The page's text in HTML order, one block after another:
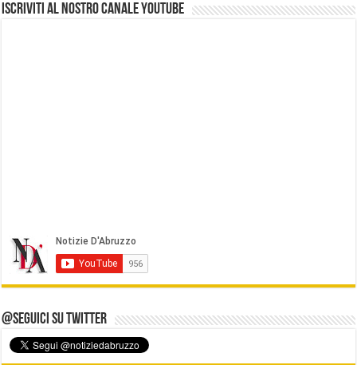
Iscriviti al nostro Canale Youtube
@Seguici su Twitter